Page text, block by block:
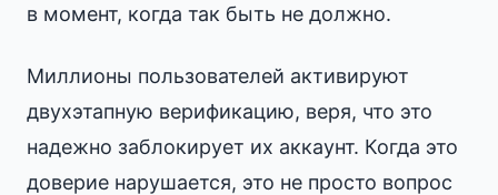
в момент, когда так быть не должно.
Миллионы пользователей активируют
двухэтапную верификацию, веря, что это
надежно заблокирует их аккаунт. Когда это
доверие нарушается, это не просто вопрос